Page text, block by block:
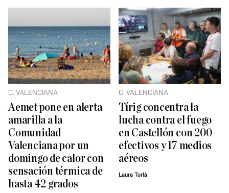
C. VALENCIANA
Aemet pone en alerta
amarilla a la
Comunidad
Valenciana por un
domingo de calor con
sensación térmica de
hasta 42 grados
C. VALENCIANA
Tírig concentra la
lucha contra el fuego
en Castellón con 200
efectivos y 17 medios
aéreos
Laura Torlà